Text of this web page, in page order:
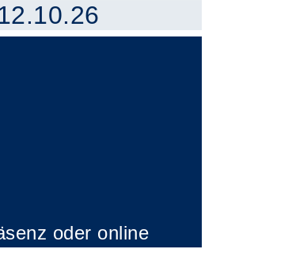
oder online